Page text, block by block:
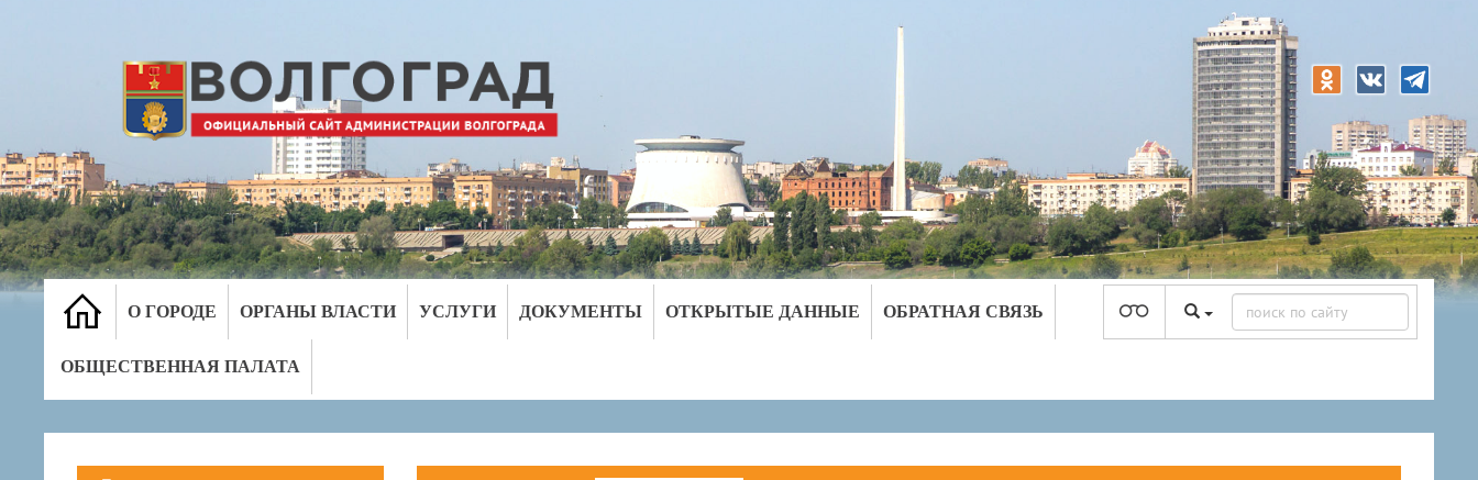
О ГОРОДЕ ОРГАНЫ ВЛАСТИ УСЛУГИ ДОКУМЕНТЫ ОТКРЫТЫЕ ДАННЫЕ ОБРАТНАЯ СВЯЗЬ
ОБЩЕСТВЕННАЯ ПАЛАТА